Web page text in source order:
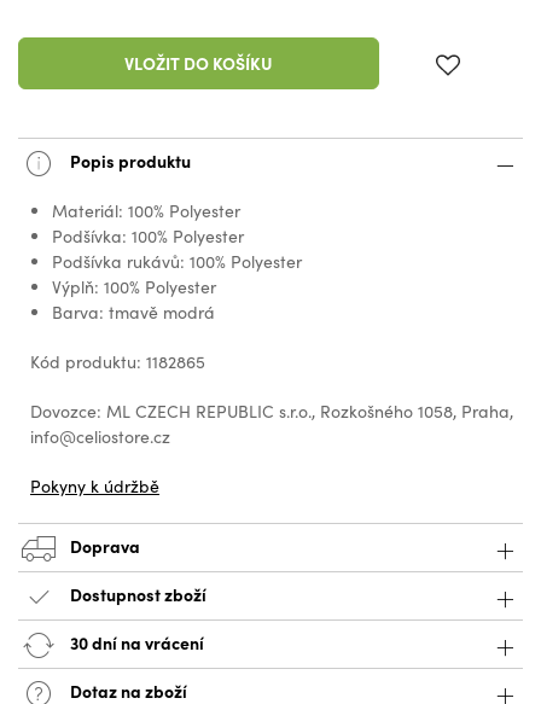
VLOŽIT DO KOŠÍKU
Popis produktu
Materiál: 100% Polyester
Podšívka: 100% Polyester
Podšívka rukávů: 100% Polyester
Výplň: 100% Polyester
Barva: tmavě modrá
Kód produktu: 1182865
Dovozce: ML CZECH REPUBLIC s.r.o., Rozkošného 1058, Praha,
info@celiostore.cz
Pokyny k údržbě
Doprava
Dostupnost zboží
30 dní na vrácení
Dotaz na zboží